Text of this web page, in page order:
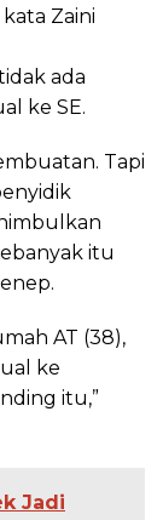
Zaini
ada
ke SE.
Tapi
itu
AT (38),
ke
itu,”
Jadi